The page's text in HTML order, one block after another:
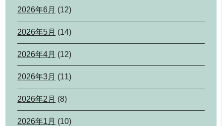
2026年6月 (12)
2026年5月 (14)
2026年4月 (12)
2026年3月 (11)
2026年2月 (8)
2026年1月 (10)